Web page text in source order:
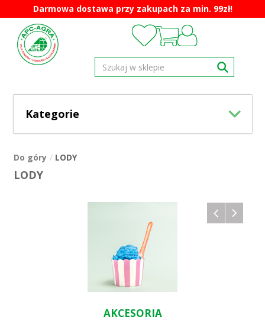
Darmowa dostawa przy zakupach za min. 99zł!
Kategorie
Do góry LODY
LODY
AKCESORIA